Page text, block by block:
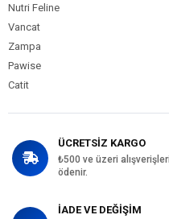
Nutri Feline
Vancat
Zampa
Pawise
Catit
ÜCRETSİZ KARGO
₺500 ve üzeri
ödenir.
İADE VE DEĞİŞİM